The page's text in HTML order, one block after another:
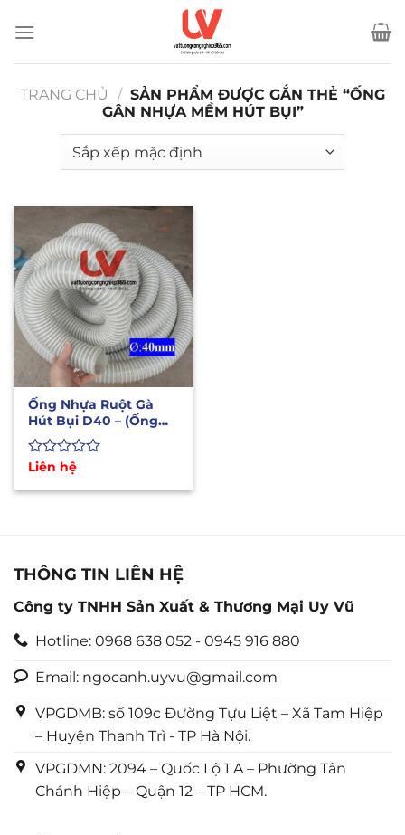
qua
TRANG CHỦ
/ SẢN PHẨM ĐƯỢC GẮN THẺ “ỐNG
GÂN NHỰA MỀM HÚT BỤI”
Ống Nhựa Ruột Gà
Hút Bụi D40 – (Ống
Sun Mềm Lắp Máy Hút
Bụi)
Được
hạng
Liên hệ
THÔNG TIN LIÊN HỆ
Công ty TNHH Sản Xuất & Thương Mại Uy Vũ
Hotline: 0968 638 052 - 0945 916 880
Email: ngocanh.uyvu@gmail.com
VPGDMB: số 109c Đường Tựu Liệt – Xã Tam Hiệp
– Huyện Thanh Trì - TP Hà Nội.
VPGDMN: 2094 – Quốc Lộ 1 A – Phường Tân
Chánh Hiệp – Quận 12 – TP HCM.